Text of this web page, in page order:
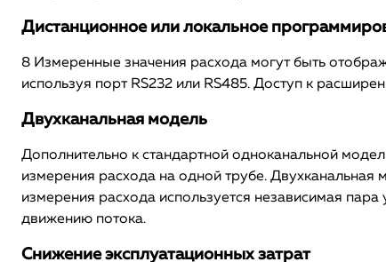
Дистанционное или локальное
8 Измеренные значения расхода могут быть
используя порт RS232 или RS485. Доступ к
Двухканальная модель
Дополнительно к стандартной одноканальной
измерения расхода на одной трубе. Двухканальная
измерения расхода используется независимая
движению потока.
Снижение эксплуатационных затрат